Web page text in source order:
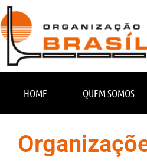
HOME QUEM SOMOS